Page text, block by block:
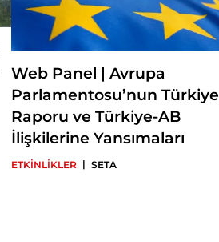
Web Panel | Avrupa
Parlamentosu’nun Türkiye
Raporu ve Türkiye-AB
İlişkilerine Yansımaları
ETKİNLİKLER | SETA